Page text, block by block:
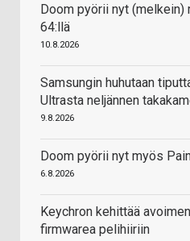
Doom pyörii nyt (melkein)
64:llä
10.8.2026
Samsungin huhutaan
Ultrasta neljännen
9.8.2026
Doom pyörii nyt myös
6.8.2026
Keychron kehittää
firmwarea pelihiiriin